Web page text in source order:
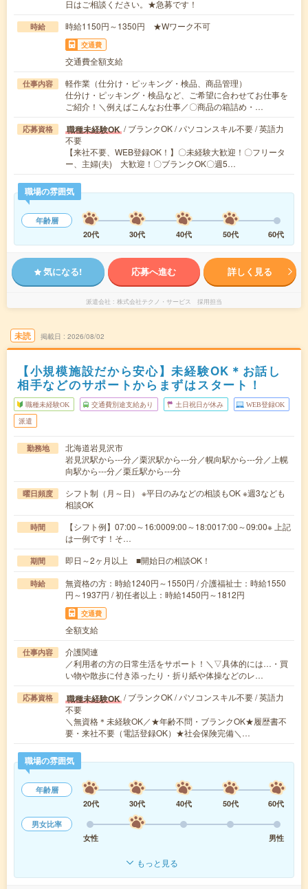
日はご相談ください。★急募です！
時給 時給1150円～1350円 ★Wワーク不可
交通費
交通費全額支給
仕事内容
軽作業（仕分け・ピッキング・検品、商品管理）
仕分け・ピッキング・検品など、ご希望に合わせてお仕事を
ご紹介！＼例えばこんなお仕事／〇商品の箱詰め・…
応募資格 職種未経験OK / ブランクOK / パソコンスキル不要 / 英語力
不要
【来社不要、WEB登録OK！】〇未経験大歓迎！〇フリータ
ー、主婦(夫) 大歓迎！〇ブランクOK〇週5…
職場の雰囲気
年齢層
20代
30代 40代 50代 60代
気になる! 応募へ進む 詳しく見る
派遣会社 株式会社テクノ・サービス 採用担当
未読 掲載日 2026/08/02
【小規模施設だから安心】未経験OK＊お話し
相手などのサポートからまずはスタート！
職種未経験OK 交通費別途支給あり 土日祝日が休み WEB登録OK
派遣
勤務地
北海道岩見沢市
岩見沢駅から---分／栗沢駅から---分／幌向駅から---分／上幌
向駅から---分／栗丘駅から---分
曜日頻度
シフト制（月～日） ※平日のみなどの相談もOK ※週3なども
相談OK
時間
【シフト例】07:00～16:0009:00～18:0017:00～09:00※ 上記
は一例です！そ…
期間 即日～2ヶ月以上 ■開始日の相談OK！
時給
無資格の方：時給1240円～1550円 / 介護福祉士：時給1550
円～1937円 / 初任者以上：時給1450円～1812円
交通費
全額支給
仕事内容
介護関連
／利用者の方の日常生活をサポート！＼▽具体的には…・買
い物や散歩に付き添ったり・折り紙や体操などのレ…
応募資格 職種未経験OK / ブランクOK / パソコンスキル不要 / 英語力
不要
＼無資格＊未経験OK／★年齢不問・ブランクOK★履歴書不
要・来社不要（電話登録OK）★社会保険完備＼…
職場の雰囲気
年齢層
20代
30代 40代 50代
60代
男女比率
女性
男性
もっと見る